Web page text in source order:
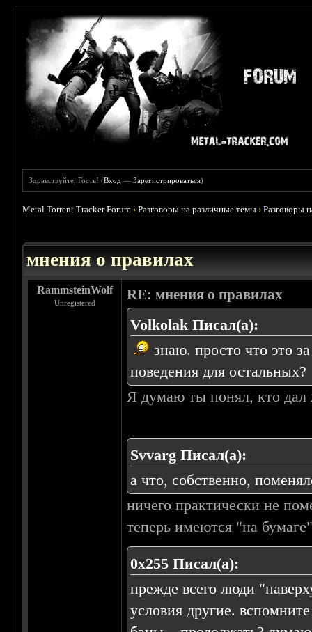
Здравствуйте, Гость! (Вход —Зарегистрироваться)
Metal Torrent Tracker Forum ›Разговоры на различные темы ›Разговоры
мнения о правилах
RammsteinWolf
Unregistered
RE: мнения о правилах
Volkolak Писал(а):
знаю. просто что это
поведения для остальных?
Я думаю ты понял, кто дал
Svvarg Писал(а):
а что, собственно,
ничего практически не
теперь имеются "на
0х255 Писал(а):
прежде всего люди
условия другие.